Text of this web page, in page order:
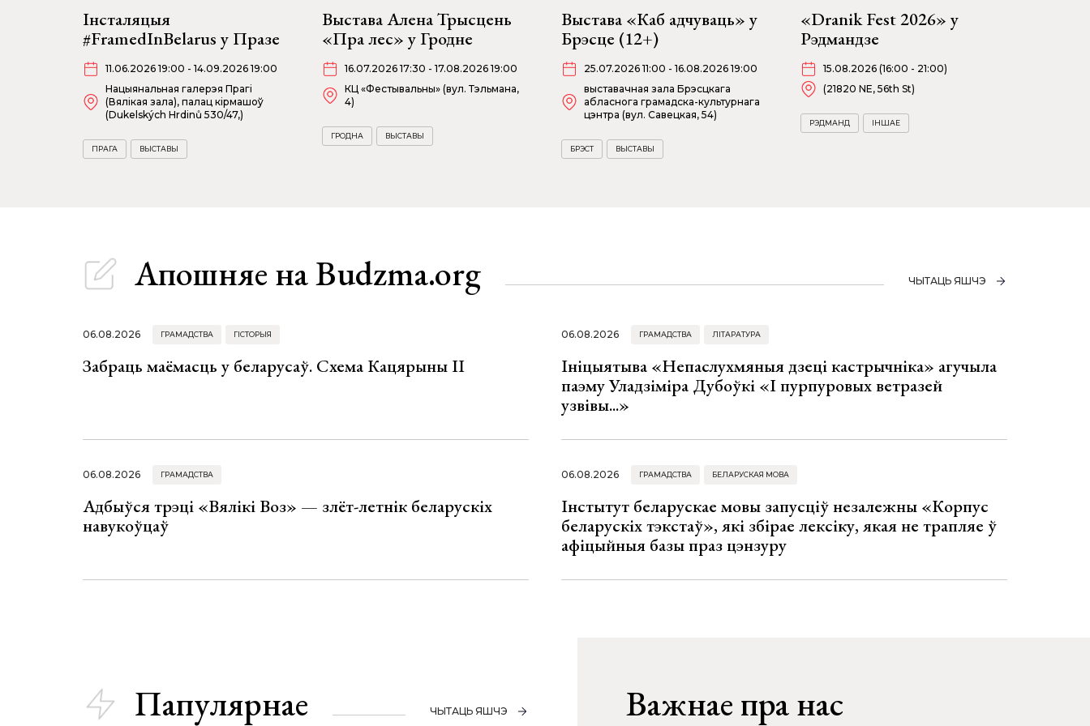
Інсталяцыя
#FramedInBelarus у Празе
11.06.2026 19:00 - 14.09.2026 19:00
Нацыянальная галерэя Прагі
(Вялікая зала), палац кірмашоў
(Dukelských Hrdinů 530/47,)
ПРАГА ВЫСТАВЫ
Выстава Алена Трысцень
«Пра лес» у Гродне
16.07.2026 17:30 - 17.08.2026 19:00
КЦ «Фестывальны» (вул. Тэльмана,
4)
ГРОДНА ВЫСТАВЫ
Выстава «Каб адчуваць» у
Брэсце (12+)
25.07.2026 11:00 - 16.08.2026 19:00
выставачная зала Брэсцкага
абласнога грамадска-культурнага
цэнтра (вул. Савецкая, 54)
БРЭСТ ВЫСТАВЫ
«Dranik Fest 2026» у
Рэдмандзе
15.08.2026 (16:00 - 21:00)
(21820 NE, 56th St)
РЭДМАНД ІНШАЕ
Апошняе на Budzma.org ЧЫТАЦЬ ЯШЧЭ
06.08.2026 ГРАМАДСТВА ГІСТОРЫЯ
Забраць маёмасць у беларусаў. Схема Кацярыны ІІ
06.08.2026 ГРАМАДСТВА ЛІТАРАТУРА
Ініцыятыва «Непаслухмяныя дзеці кастрычніка» агучыла
паэму Уладзіміра Дубоўкі «І пурпуровых ветразей
узвівы...»
06.08.2026 ГРАМАДСТВА
Адбыўся трэці «Вялікі Воз» — злёт-летнік беларускіх
навукоўцаў
06.08.2026 ГРАМАДСТВА БЕЛАРУСКАЯ МОВА
Інстытут беларускае мовы запусціў незалежны «Корпус
беларускіх тэкстаў», які збірае лексіку, якая не трапляе ў
афіцыйныя базы праз цэнзуру
Папулярнае ЧЫТАЦЬ ЯШЧЭ Важнае пра нас